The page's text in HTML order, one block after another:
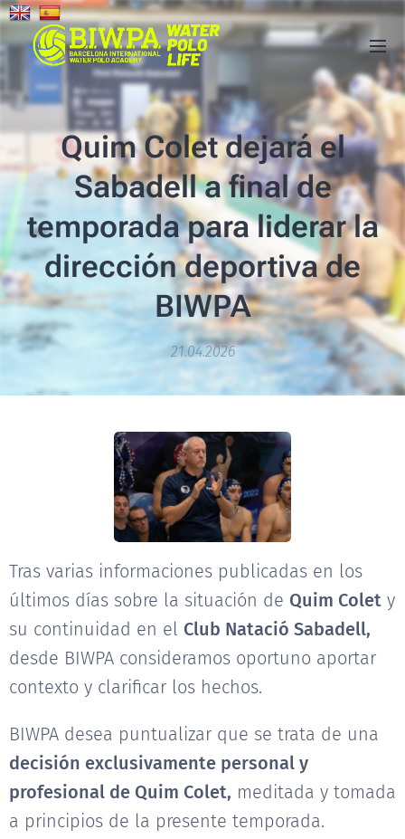
Quim Colet dejará el
Sabadell a final de
temporada para liderar la
dirección deportiva de
BIWPA
21.04.2026
Tras varias informaciones publicadas en los
últimos días sobre la situación de Quim Colet y
su continuidad en el Club Natació Sabadell,
desde BIWPA consideramos oportuno aportar
contexto y clarificar los hechos.
BIWPA desea puntualizar que se trata de una
decisión exclusivamente personal y
profesional de Quim Colet, meditada y tomada
a principios de la presente temporada.